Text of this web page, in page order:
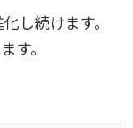
し続けます。
す。